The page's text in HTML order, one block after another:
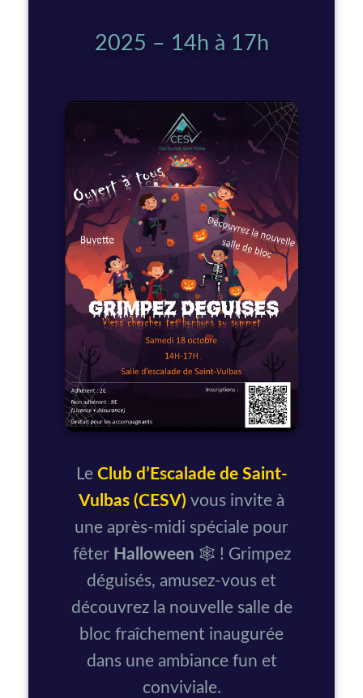
2025 – 14h à 17h
Le Club d’Escalade de Saint-
Vulbas (CESV) vous invite à
une après-midi spéciale pour
fêter Halloween 🕸️ ! Grimpez
déguisés, amusez-vous et
découvrez la nouvelle salle de
bloc fraîchement inaugurée
dans une ambiance fun et
conviviale.